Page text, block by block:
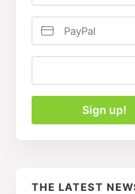
PayPal
THE LATEST